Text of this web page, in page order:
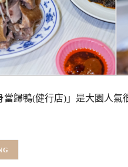
歸鴨(健行店)」是大園人